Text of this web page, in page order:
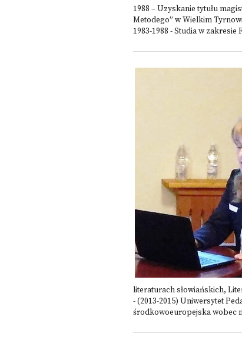
1988 – Uzyskanie tytułu
Metodego” w Wielkim
1983-1988 - Studia w
literaturach słowiańskich,
- (2013-2015) Uniwersytet
środkowoeuropejska wobec